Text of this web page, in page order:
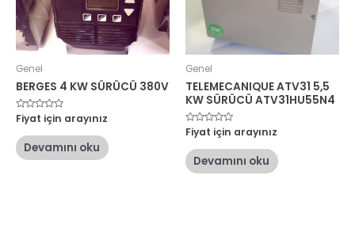
Genel
BERGES 4 KW SÜRÜCÜ 380V
5
üzerinden
oy
aldı
Fiyat için arayınız
Devamını oku
Genel
TELEMECANIQUE ATV31 5,5
KW SÜRÜCÜ ATV31HU55N4
5
üzerinden
oy
aldı
Fiyat için arayınız
Devamını oku